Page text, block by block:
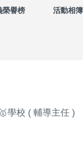
榮譽榜 活動相簿
學校 ( 輔導主任 )